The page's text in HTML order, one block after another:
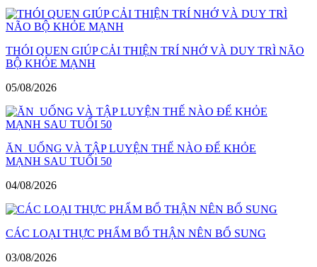
THÓI QUEN GIÚP CẢI THIỆN TRÍ NHỚ VÀ DUY TRÌ NÃO
BỘ KHỎE MẠNH
05/08/2026
ĂN UỐNG VÀ TẬP LUYỆN THẾ NÀO ĐỂ KHỎE
MẠNH SAU TUỔI 50
04/08/2026
CÁC LOẠI THỰC PHẨM BỔ THẬN NÊN BỔ SUNG
03/08/2026